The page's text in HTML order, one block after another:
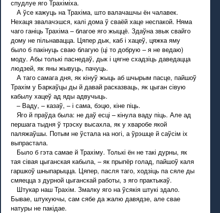
спудлуе яго Трахіміха.
А ўсе кажуць на Трахіма, што валачашчы ён чалавек.
Нехаця звалачэшся, калі дома ў сваёй хаце неспакой. Няма
чаго ганіць Трахіма – благое яго жыццё. Здаўна звык свайго
дому не пільнавацца. Цяпер дык, каб і хацеў, цяжка яму
было б пакінуць сваю благую (ці то добрую – я не ведаю)
моду. Абы толькі паснедаў, дык і цягне схадзіць даведацца
людзей, як яны жывуць, пачуць.
А таго самага дня, як кінуў жыць аб шчырым пасце, пайшоў
Трахім у Баркаўцы ды й давай расказваць, як цыган сівую
кабылу хацеў ад яды адвучыць.
– Ваду, – казаў, – і сама, бэцю, кіне піць.
Яго й праўда была: не даў есці – кінула ваду піць. Але ад
першага тыдня ў трэску высахла, як у хваробе якой
паляжаўшы. Потым не ўстала на ногі, а ўрэшце й саўсім іх
выпрастала.
Было б гэта самае й Трахіму. Толькі ён не такі дурны, як
тая сівая цыганская кабыла, – як прыпёр голад, пайшоў каля
гаршкоў шныпарыцца. Цяпер, пасля таго, ходзіць па сяле ды
смяецца з дурной цыганскай работы, з яго практыкаў.
Штукар наш Трахім. Змалку яго на ўсякія штукі здало.
Бывае, штукуючы, сам сябе да жалю давядзе, але свае
натуры не пакідае.